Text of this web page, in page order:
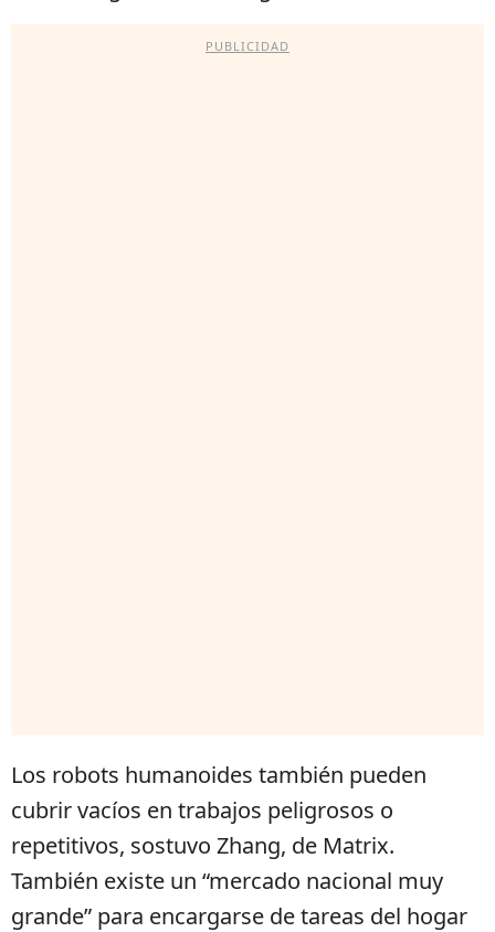
PUBLICIDAD
Los robots humanoides también pueden
cubrir vacíos en trabajos peligrosos o
repetitivos, sostuvo Zhang, de Matrix.
También existe un “mercado nacional muy
grande” para encargarse de tareas del hogar